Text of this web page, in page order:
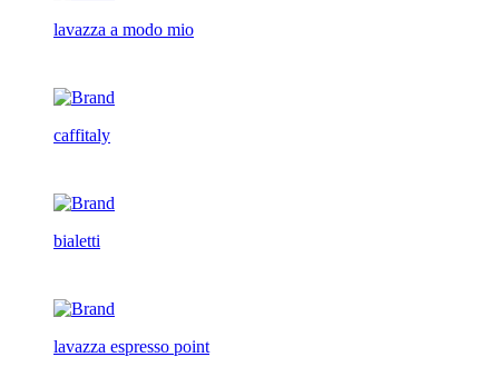
lavazza a modo mio
caffitaly
bialetti
lavazza espresso point